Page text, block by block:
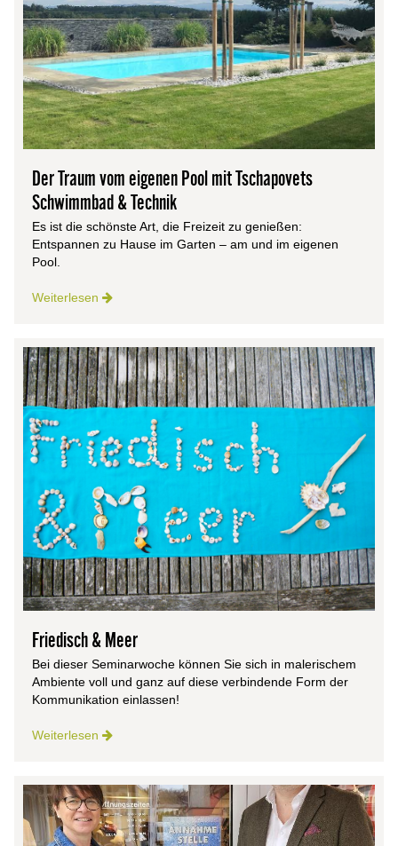
Der Traum vom eigenen Pool mit Tschapovets
Schwimmbad & Technik
Es ist die schönste Art, die Freizeit zu genießen:
Entspannen zu Hause im Garten – am und im eigenen
Pool.
Weiterlesen
Friedisch & Meer
Bei dieser Semi­n­ar­wo­che kön­nen Sie sich in male­ri­schem
Ambi­ente voll und ganz auf diese ver­bin­dende Form der
Kommunikation einlassen!
Weiterlesen